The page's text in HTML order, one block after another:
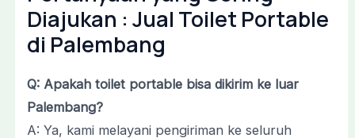
Diajukan : Jual Toilet Portable
di Palembang
Q: Apakah toilet portable bisa dikirim ke luar
Palembang?
A: Ya, kami melayani pengiriman ke seluruh